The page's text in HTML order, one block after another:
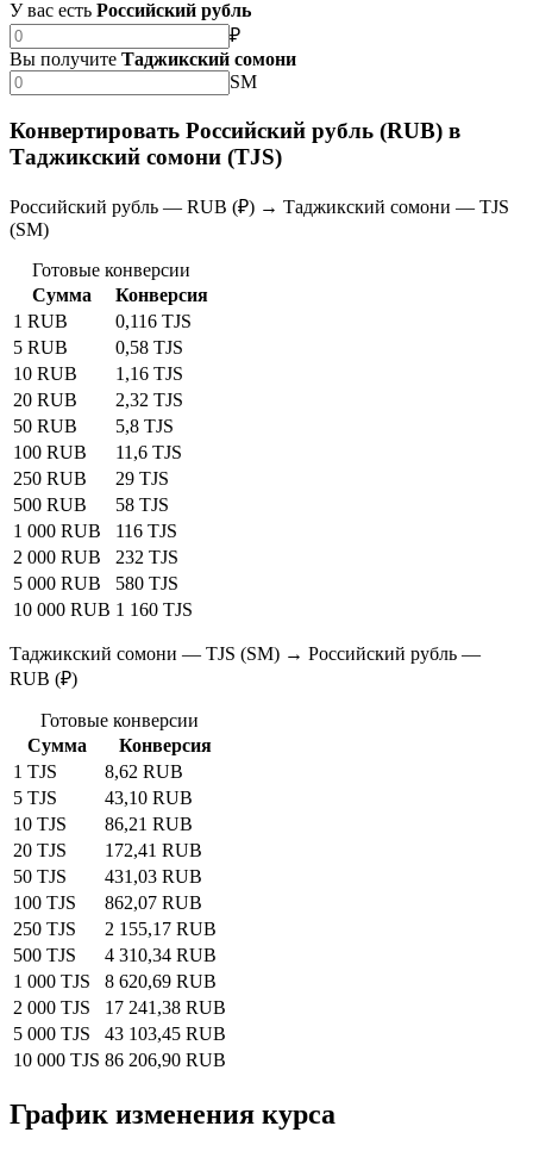
У вас есть Российский рубль
₽
Вы получите Таджикский сомони
SM
Конвертировать Российский рубль (RUB) в
Таджикский сомони (TJS)
Российский рубль — RUB (₽) → Таджикский сомони — TJS
(SM)
Готовые конверсии
Сумма
Конверсия
1 RUB
0,116 TJS
5 RUB
0,58 TJS
10 RUB
1,16 TJS
20 RUB
2,32 TJS
50 RUB
5,8 TJS
100 RUB
11,6 TJS
250 RUB
29 TJS
500 RUB
58 TJS
1 000 RUB
116 TJS
2 000 RUB
232 TJS
5 000 RUB
580 TJS
10 000 RUB 1 160 TJS
Таджикский сомони — TJS (SM) → Российский рубль —
RUB (₽)
Готовые конверсии
Сумма
Конверсия
1 TJS
8,62 RUB
5 TJS
43,10 RUB
10 TJS
86,21 RUB
20 TJS
172,41 RUB
50 TJS
431,03 RUB
100 TJS
862,07 RUB
250 TJS
2 155,17 RUB
500 TJS
4 310,34 RUB
1 000 TJS
8 620,69 RUB
2 000 TJS
17 241,38 RUB
5 000 TJS
43 103,45 RUB
10 000 TJS 86 206,90 RUB
График изменения курса